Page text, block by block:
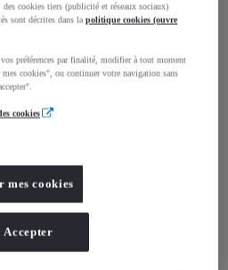
0g/km
Boîte automatique
des cookies tiers (publicité et réseaux sociaux)
sont décrites dans lapolitique cookies (ouvre
préférences par finalité, modifier à tout moment
cookies", ou continuer votre navigation sans
cookies
mes cookies
Accepter